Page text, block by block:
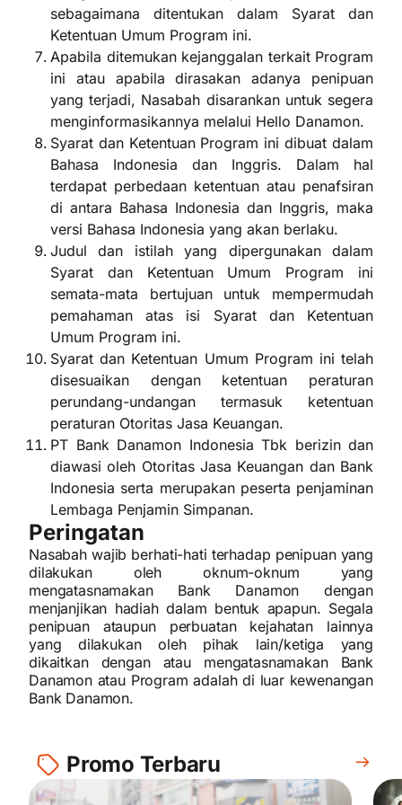
sebagaimana ditentukan dalam Syarat dan
Ketentuan Umum Program ini.
Apabila ditemukan kejanggalan terkait Program
ini atau apabila dirasakan adanya penipuan
yang terjadi, Nasabah disarankan untuk segera
menginformasikannya melalui Hello Danamon.
Syarat dan Ketentuan Program ini dibuat dalam
Bahasa Indonesia dan Inggris. Dalam hal
terdapat perbedaan ketentuan atau penafsiran
di antara Bahasa Indonesia dan Inggris, maka
versi Bahasa Indonesia yang akan berlaku.
Judul dan istilah yang dipergunakan dalam
Syarat dan Ketentuan Umum Program ini
semata-mata bertujuan untuk mempermudah
pemahaman atas isi Syarat dan Ketentuan
Umum Program ini.
Syarat dan Ketentuan Umum Program ini telah
disesuaikan dengan ketentuan peraturan
perundang-undangan termasuk ketentuan
peraturan Otoritas Jasa Keuangan.
PT Bank Danamon Indonesia Tbk berizin dan
diawasi oleh Otoritas Jasa Keuangan dan Bank
Indonesia serta merupakan peserta penjaminan
Lembaga Penjamin Simpanan.
Peringatan
Nasabah wajib berhati-hati terhadap penipuan yang
dilakukan oleh oknum-oknum yang
mengatasnamakan Bank Danamon dengan
menjanjikan hadiah dalam bentuk apapun. Segala
penipuan ataupun perbuatan kejahatan lainnya
yang dilakukan oleh pihak lain/ketiga yang
dikaitkan dengan atau mengatasnamakan Bank
Danamon atau Program adalah di luar kewenangan
Bank Danamon.
Promo Terbaru